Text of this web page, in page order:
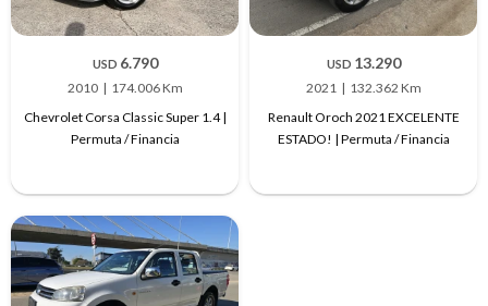
USD 6.790
2010
174.006 Km
Chevrolet Corsa Classic Super 1.4 |
Permuta / Financia
USD 13.290
2021
132.362 Km
Renault Oroch 2021 EXCELENTE
ESTADO! | Permuta / Financia